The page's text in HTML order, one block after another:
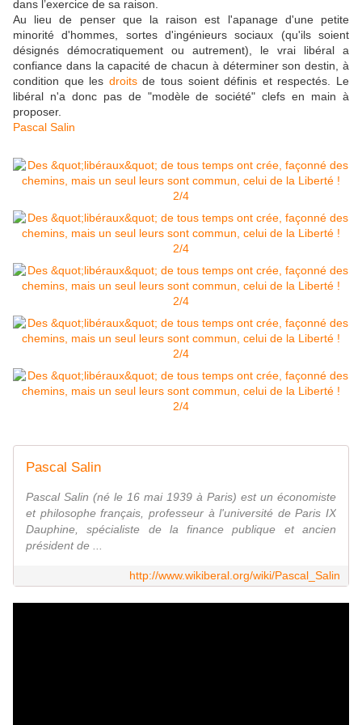
dans l’exercice de sa raison.
Au lieu de penser que la raison est l'apanage d'une petite
minorité d'hommes, sortes d'ingénieurs sociaux (qu'ils soient
désignés démocratiquement ou autrement), le vrai libéral a
confiance dans la capacité de chacun à déterminer son destin, à
condition que les droitsde tous soient définis et respectés. Le
libéral n'a donc pas de "modèle de société" clefs en main à
proposer.
Pascal Salin
Pascal Salin
Pascal Salin (né le 16 mai 1939 à Paris) est un économiste
et philosophe français, professeur à l'université de Paris IX
Dauphine, spécialiste de la finance publique et ancien
président de ...
http://www.wikiberal.org/wiki/Pascal_Salin